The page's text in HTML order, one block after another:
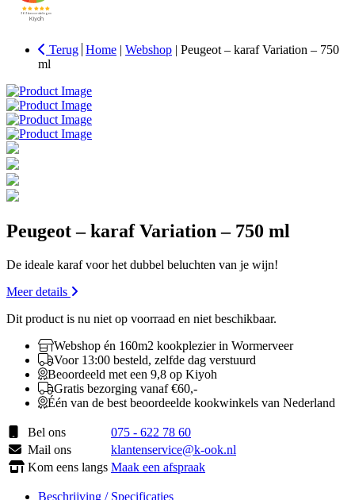
Terug Home | Webshop | Peugeot – karaf Variation – 750
ml
Peugeot – karaf Variation – 750 ml
De ideale karaf voor het dubbel beluchten van je wijn!
Meer details
Dit product is nu niet op voorraad en niet beschikbaar.
Webshop én 160m2 kookplezier in Wormerveer
Voor 13:00 besteld, zelfde dag verstuurd
Beoordeeld met een 9,8 op Kiyoh
Gratis bezorging vanaf €60,-
Één van de best beoordeelde kookwinkels van Nederland
Bel ons
075 - 622 78 60
Mail ons
klantenservice@k-ook.nl
Kom eens langs Maak een afspraak
Beschrijving / Specificaties